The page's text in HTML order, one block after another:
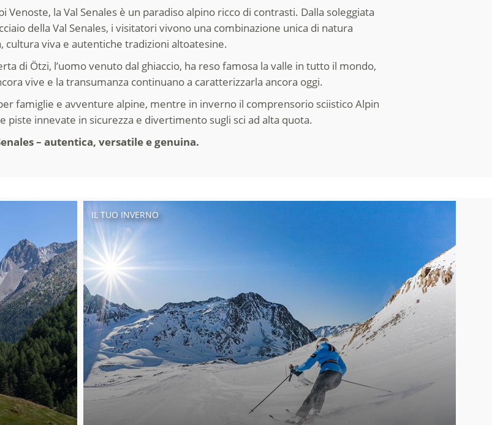
la Val Senales è un paradiso alpino ricco di contrasti. Dalla soleggiata
della Val Senales, i visitatori vivono una combinazione unica di natura
cultura viva e autentiche tradizioni altoatesine.
di Ötzi, l’uomo venuto dal ghiaccio, ha reso famosa la valle in tutto il mondo,
vive e la transumanza continuano a caratterizzarla ancora oggi.
famiglie e avventure alpine, mentre in inverno il comprensorio sciistico Alpin
piste innevate in sicurezza e divertimento sugli sci ad alta quota.
– autentica, versatile e genuina.
IL TUO INVERNO